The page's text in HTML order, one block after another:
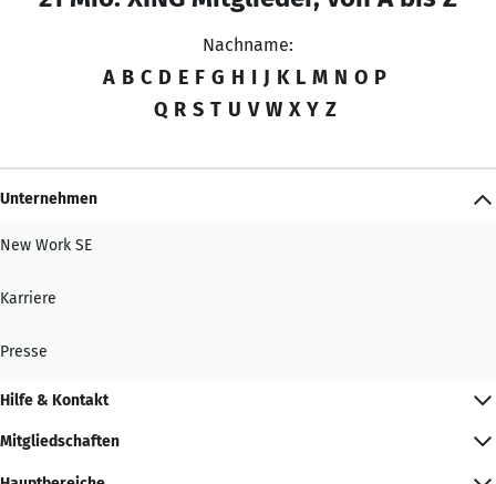
Nachname:
A B C D E F G H I J K L M N O P
Q R S T U V W X Y Z
Unternehmen
New Work SE
Karriere
Presse
Hilfe & Kontakt
Mitgliedschaften